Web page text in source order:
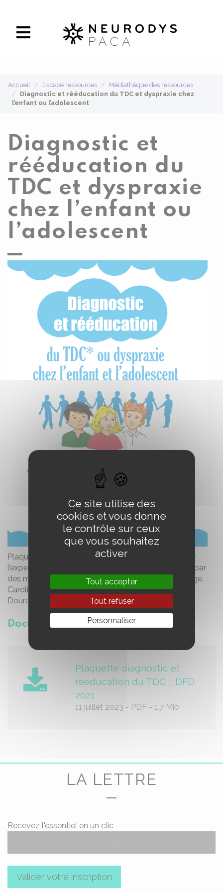
Accueil Espace ressources
Médiathèque des ressources
Diagnostic et rééducation du TDC et dyspraxie chez
l’enfant ou l’adolescent
Diagnostic et
rééducation du
TDC et dyspraxie
chez l’enfant ou
l’adolescent
Plaquette issue des recommandations publiées par
l’expertise collective de l’Inserm fin 2019 et réalisée par
des membres de l’expertise, Sibylle Gonzalez-Monge,
Caroline Huron, Michèle Mazeau, Laurence Vaivre-
Douret.
Document joint
Plaquette diagnostic et
rééducation du TDC _ DFD
2021
11 juillet 2023 - PDF - 1.7 Mio
LA LETTRE
Recevez l'essentiel en un clic
Valider votre inscription
Ce site utilise des
cookies et vous donne
le contrôle sur ceux
que vous souhaitez
activer
Tout accepter
Tout refuser
Personnaliser